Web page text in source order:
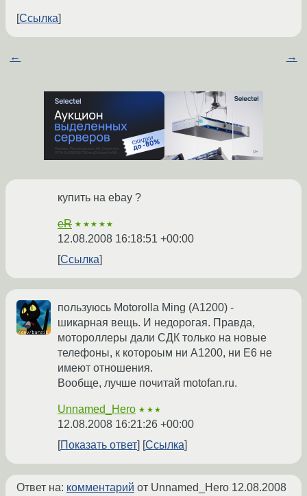
Ссылка
← →
купить на ebay ?
eR ★★★★★
12.08.2008 16:18:51 +00:00
Ссылка
пользуюсь Motorolla Ming (A1200) -
шикарная вещь. И недорогая. Правда,
мотороллеры дали СДК только на новые
телефоны, к котороым ни A1200, ни E6 не
имеют отношения.
Вообще, лучше почитай motofan.ru.
Unnamed_Hero ★★★
12.08.2008 16:21:26 +00:00
Показать ответ
Ссылка
Ответ на: комментарий от Unnamed_Hero 12.08.2008